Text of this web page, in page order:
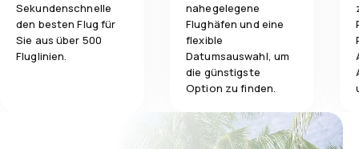
Gepäckbeförderung 5,0
Verpflegung 4,0 Verpflegung
Sekundenschnelle
den besten Flug für
Sie aus über 500
Fluglinien.
nahegelegene
Flughäfen und eine
flexible
Datumsauswahl, um
die günstigste
Option zu finden.